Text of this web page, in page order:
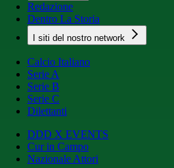
Redazione
Dentro La Storia
I siti del nostro network
Calcio Italiano
Serie A
Serie B
Serie C
Dilettanti
DDD X EVENTS
Cur in Campo
Nazionale Attori